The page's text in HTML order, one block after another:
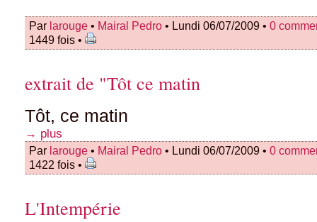
Par larouge • Mairal Pedro • Lundi 06/07/2009 • 0
1449 fois •
extrait de "Tôt ce matin
Tôt, ce matin
→ plus
Par larouge • Mairal Pedro • Lundi 06/07/2009 • 0
1422 fois •
L'Intempérie